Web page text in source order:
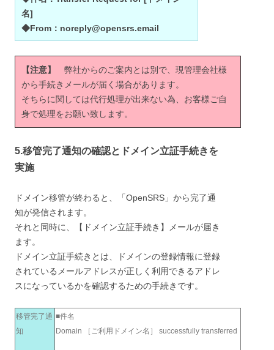
名]
◆From：noreply@opensrs.email
【注意】 弊社からのご案内とは別で、現管理会社様
から手続きメールが届く場合があります。
そちらに関しては代行処理が出来ない為、お客様ご自
身で処理をお願い致します。
5.移管完了通知の確認とドメイン立証手続きを
実施
ドメイン移管が終わると、「OpenSRS」から完了通
知が発信されます。
それと同時に、【ドメイン立証手続き】メールが届き
ます。
ドメイン立証手続きとは、ドメインの登録情報に登録
されているメールアドレスが正しく利用できるアドレ
スになっているかを確認するための手続きです。
移管完了通
知
■件名
Domain ［ご利用ドメイン名］ successfully transferred